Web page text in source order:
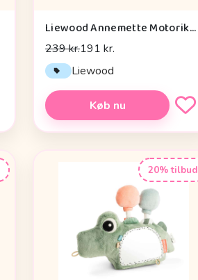
Liewood Annemette Motorikbold - Mustard Multi Mix
239 kr.191 kr.
Liewood
Køb nu
20% tilbud